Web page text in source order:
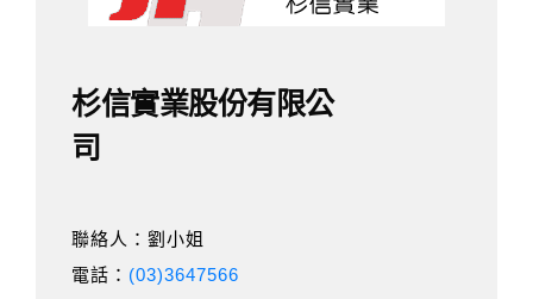
杉信實業股份有限公
司
聯絡人：劉小姐
電話： (03)3647566